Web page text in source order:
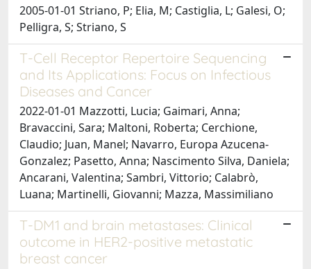
2005-01-01 Striano, P; Elia, M; Castiglia, L; Galesi, O;
Pelligra, S; Striano, S
T-Cell Receptor Repertoire Sequencing
and Its Applications: Focus on Infectious
Diseases and Cancer
2022-01-01 Mazzotti, Lucia; Gaimari, Anna;
Bravaccini, Sara; Maltoni, Roberta; Cerchione,
Claudio; Juan, Manel; Navarro, Europa Azucena-
Gonzalez; Pasetto, Anna; Nascimento Silva, Daniela;
Ancarani, Valentina; Sambri, Vittorio; Calabrò,
Luana; Martinelli, Giovanni; Mazza, Massimiliano
T-DM1 and brain metastases: Clinical
outcome in HER2-positive metastatic
breast cancer